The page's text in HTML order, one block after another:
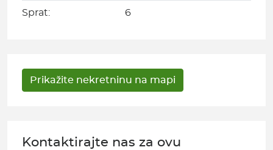
Sprat: 6
Kontaktirajte nas za ovu